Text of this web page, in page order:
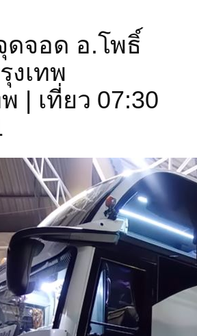
ดจอด อ.โพธิ์
งเทพ
| เที่ยว 07:30